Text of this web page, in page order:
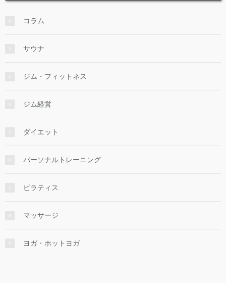
コラム
サウナ
ジム・フィットネス
ジム経営
ダイエット
パーソナルトレーニング
ピラティス
マッサージ
ヨガ・ホットヨガ